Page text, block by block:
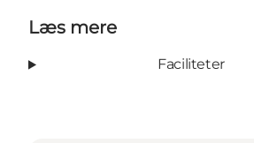
Læs mere
Faciliteter